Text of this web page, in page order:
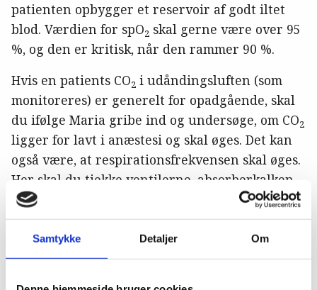
Samtykke Detaljer Om
patienten opbygger et reservoir af godt iltet
blod. Værdien for spO2 skal gerne være over 95
%, og den er kritisk, når den rammer 90 %.
Hvis en patients CO2 i udåndingsluften (som
monitoreres) er generelt for opadgående, skal
du ifølge Maria gribe ind og undersøge, om CO2
ligger for lavt i anæstesi og skal øges. Det kan
også være, at respirationsfrekvensen skal øges.
Her skal du tjekke ventilerne, absorberkalken
(ikke kun farven), iltflow og deadspace - særligt
på små patienter.